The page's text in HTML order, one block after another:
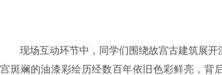
现场互动环节中，同学们围绕故宫古建筑展
宫斑斓的油漆彩绘历经数百年依旧色彩鲜亮，背